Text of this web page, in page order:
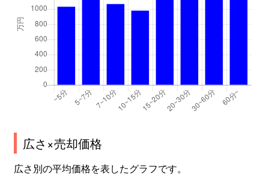
広さ×売却価格
広さ別の平均価格を表したグラフです。